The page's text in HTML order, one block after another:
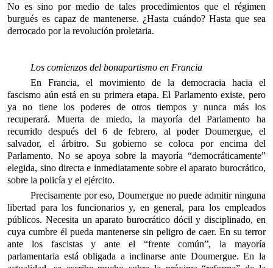
No es sino por medio de tales procedimientos que el régimen
burgués es capaz de mantenerse. ¿Hasta cuándo? Hasta que sea
derrocado por la revolución proletaria.
Los comienzos del bonapartismo en Francia
En Francia, el movimiento de la democracia hacia el
fascismo aún está en su primera etapa. El Parlamento existe, pero
ya no tiene los poderes de otros tiempos y nunca más los
recuperará. Muerta de miedo, la mayoría del Parlamento ha
recurrido después del 6 de febrero, al poder Doumergue, el
salvador, el árbitro. Su gobierno se coloca por encima del
Parlamento. No se apoya sobre la mayoría “democráticamente”
elegida, sino directa e inmediatamente sobre el aparato burocrático,
sobre la policía y el ejército.
Precisamente por eso, Doumergue no puede admitir ninguna
libertad para los funcionarios y, en general, para los empleados
públicos. Necesita un aparato burocrático dócil y disciplinado, en
cuya cumbre él pueda mantenerse sin peligro de caer. En su terror
ante los fascistas y ante el “frente común”, la mayoría
parlamentaria está obligada a inclinarse ante Doumergue. En la